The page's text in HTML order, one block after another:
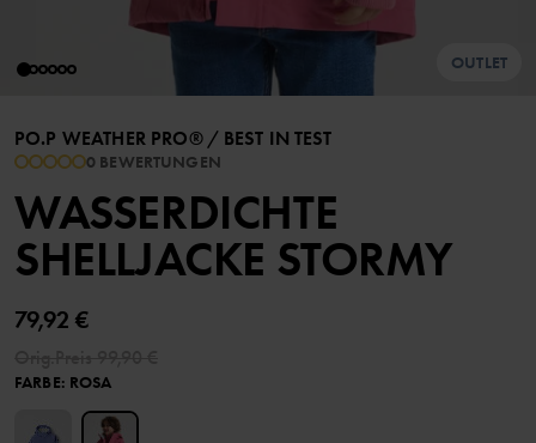
OUTLET
PO.P WEATHER PRO® / BEST IN TEST
0 BEWERTUNGEN
WASSERDICHTE
SHELLJACKE STORMY
79,92 €
FARBE: ROSA